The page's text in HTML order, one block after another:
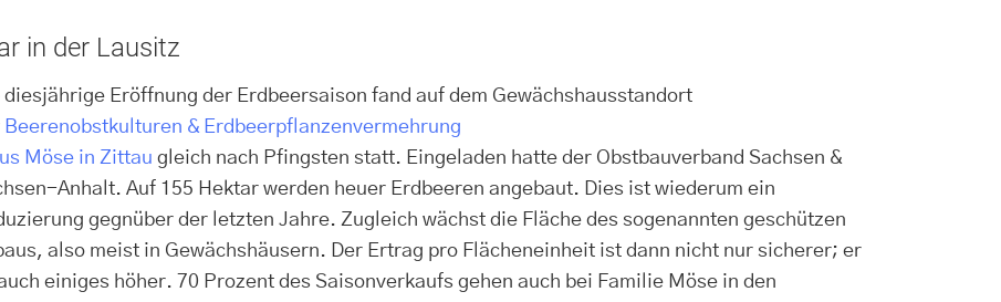
in der Lausitz
diesjährige Eröffnung der Erdbeersaison fand auf dem Gewächshausstandort
Beerenobstkulturen & Erdbeerpflanzenvermehrung
Möse in Zittau gleich nach Pfingsten statt. Eingeladen hatte der Obstbauverband Sachsen &
Anhalt. Auf 155 Hektar werden heuer Erdbeeren angebaut. Dies ist wiederum ein
gegnüber der letzten Jahre. Zugleich wächst die Fläche des sogenannten geschützen
also meist in Gewächshäusern. Der Ertrag pro Flächeneinheit ist dann nicht nur sicherer; er
einiges höher. 70 Prozent des Saisonverkaufs gehen auch bei Familie Möse in den